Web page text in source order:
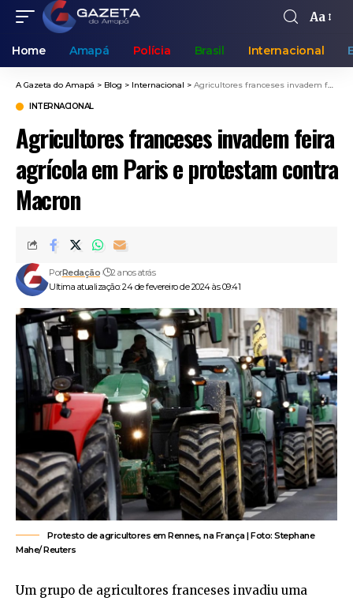
Aa
Home Amapá Polícia Brasil Internacional
A Gazeta do Amapá > Blog > Internacional > Agricultores franceses invadem feira agrícola em Paris e protestam contra Macron
INTERNACIONAL
Agricultores franceses invadem feira
agrícola em Paris e protestam contra
Macron
Ultima atualização: 24 de fevereiro de 2024 às 09:41
PorRedação 2 anos atrás
Protesto de agricultores em Rennes, na França | Foto: Stephane
Mahe/ Reuters
Um grupo de agricultores franceses invadiu uma